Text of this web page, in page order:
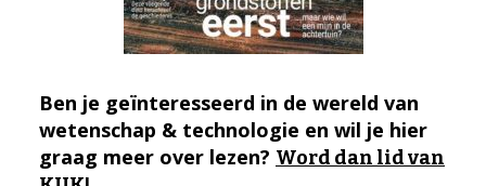
Ben je geïnteresseerd in de wereld van
wetenschap & technologie en wil je hier
graag meer over lezen? Word dan lid van